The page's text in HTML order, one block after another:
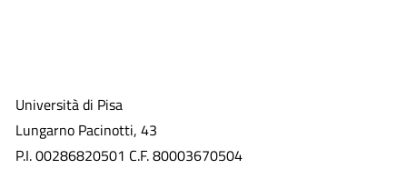
Università di Pisa
Lungarno Pacinotti, 43
P.I. 00286820501 C.F. 80003670504